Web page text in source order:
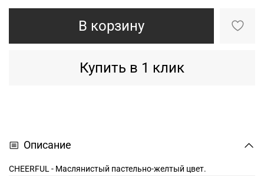
В корзину
Купить в 1 клик
Описание
CHEERFUL - Маслянистый пастельно-желтый цвет.